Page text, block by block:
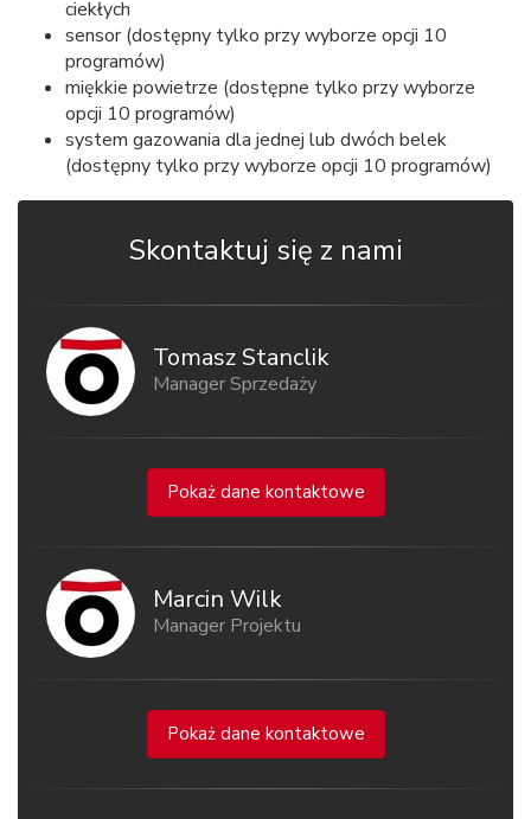
ciekłych
sensor (dostępny tylko przy wyborze opcji 10
programów)
miękkie powietrze (dostępne tylko przy wyborze
opcji 10 programów)
system gazowania dla jednej lub dwóch belek
(dostępny tylko przy wyborze opcji 10 programów)
Skontaktuj się z nami
Tomasz Stanclik
Manager Sprzedaży
Pokaż dane kontaktowe
Marcin Wilk
Manager Projektu
Pokaż dane kontaktowe